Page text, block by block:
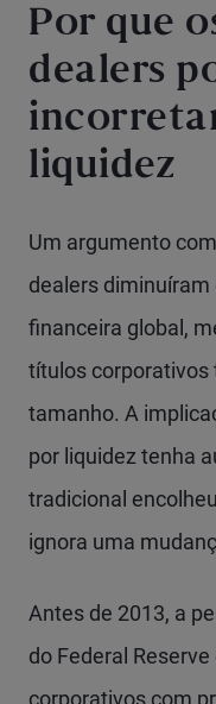
Por que
dealers
liquidez
Um argumento
dealers
financeira global,
títulos corporativos
tamanho. A
por liquidez tenha
tradicional
ignora uma
Antes de 2013, a
do Federal
corporativos com